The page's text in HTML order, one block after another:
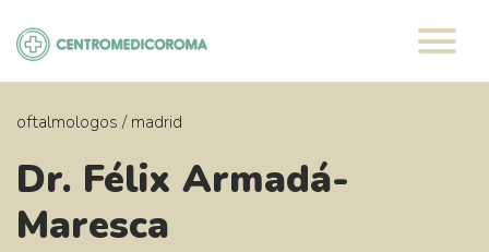
contenido
oftalmologos / madrid
Dr. Félix Armadá-
Maresca